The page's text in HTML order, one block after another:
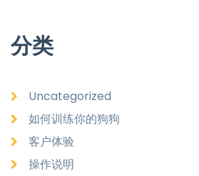
分类
Uncategorized
如何训练你的狗狗
客户体验
操作说明